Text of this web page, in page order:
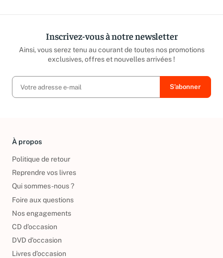
Inscrivez-vous à notre newsletter
Ainsi, vous serez tenu au courant de toutes nos promotions
exclusives, offres et nouvelles arrivées !
À propos
Politique de retour
Reprendre vos livres
Qui sommes-nous ?
Foire aux questions
Nos engagements
CD d'occasion
DVD d'occasion
Livres d’occasion